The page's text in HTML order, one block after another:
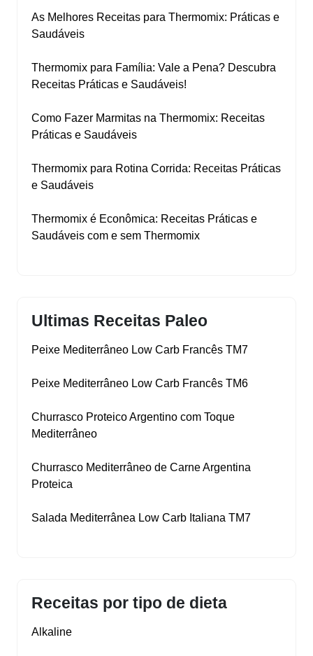
As Melhores Receitas para Thermomix: Práticas e
Saudáveis
Thermomix para Família: Vale a Pena? Descubra
Receitas Práticas e Saudáveis!
Como Fazer Marmitas na Thermomix: Receitas
Práticas e Saudáveis
Thermomix para Rotina Corrida: Receitas Práticas
e Saudáveis
Thermomix é Econômica: Receitas Práticas e
Saudáveis com e sem Thermomix
Ultimas Receitas Paleo
Peixe Mediterrâneo Low Carb Francês TM7
Peixe Mediterrâneo Low Carb Francês TM6
Churrasco Proteico Argentino com Toque
Mediterrâneo
Churrasco Mediterrâneo de Carne Argentina
Proteica
Salada Mediterrânea Low Carb Italiana TM7
Receitas por tipo de dieta
Alkaline